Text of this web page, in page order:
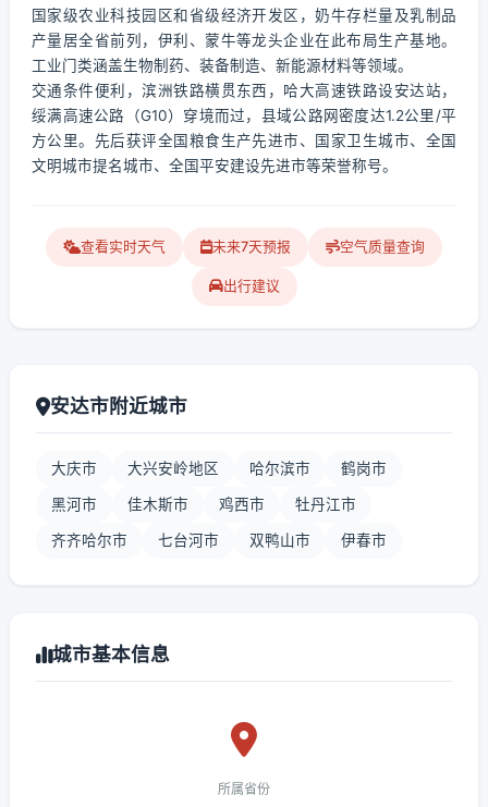
国家级农业科技园区和省级经济开发区，奶牛存栏量及乳制品
产量居全省前列，伊利、蒙牛等龙头企业在此布局生产基地。
工业门类涵盖生物制药、装备制造、新能源材料等领域。
交通条件便利，滨洲铁路横贯东西，哈大高速铁路设安达站，
绥满高速公路（G10）穿境而过，县域公路网密度达1.2公里/平
方公里。先后获评全国粮食生产先进市、国家卫生城市、全国
文明城市提名城市、全国平安建设先进市等荣誉称号。
查看实时天气 未来7天预报 空气质量查询
出行建议
安达市附近城市
大庆市 大兴安岭地区 哈尔滨市 鹤岗市
黑河市 佳木斯市 鸡西市 牡丹江市
齐齐哈尔市 七台河市 双鸭山市 伊春市
城市基本信息
所属省份